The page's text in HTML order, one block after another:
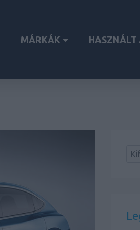
MÁRKÁK HASZNÁLT